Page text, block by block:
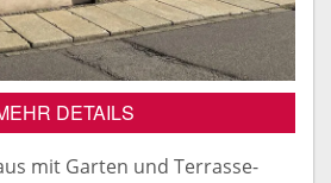
DETAILS
mit Garten und Terrasse-